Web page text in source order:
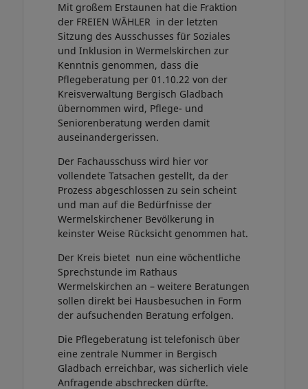
Mit großem Erstaunen hat die Fraktion
der FREIEN WÄHLER in der letzten
Sitzung des Ausschusses für Soziales
und Inklusion in Wermelskirchen zur
Kenntnis genommen, dass die
Pflegeberatung per 01.10.22 von der
Kreisverwaltung Bergisch Gladbach
übernommen wird, Pflege- und
Seniorenberatung werden damit
auseinandergerissen.
Der Fachausschuss wird hier vor
vollendete Tatsachen gestellt, da der
Prozess abgeschlossen zu sein scheint
und man auf die Bedürfnisse der
Wermelskirchener Bevölkerung in
keinster Weise Rücksicht genommen hat.
Der Kreis bietet nun eine wöchentliche
Sprechstunde im Rathaus
Wermelskirchen an – weitere Beratungen
sollen direkt bei Hausbesuchen in Form
der aufsuchenden Beratung erfolgen.
Die Pflegeberatung ist telefonisch über
eine zentrale Nummer in Bergisch
Gladbach erreichbar, was sicherlich viele
Anfragende abschrecken dürfte.